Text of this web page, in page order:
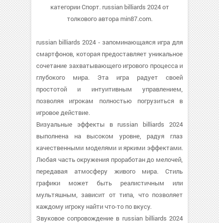
категории Спорт. russian billiards 2024 от
толкового автора min87.com.
russian billiards 2024 - запоминающаяся игра для
смартфонов, которая предоставляет уникальное
сочетание захватывающего игрового процесса и
глубокого мира. Эта игра радует своей
простотой и интуитивным управлением,
позволяя игрокам полностью погрузиться в
игровое действие.
Визуальные эффекты в russian billiards 2024
выполнена на высоком уровне, радуя глаз
качественными моделями и яркими эффектами.
Любая часть окружения проработан до мелочей,
передавая атмосферу живого мира. Стиль
графики может быть реалистичным или
мультяшным, зависит от типа, что позволяет
каждому игроку найти что-то по вкусу.
Звуковое сопровождение в russian billiards 2024